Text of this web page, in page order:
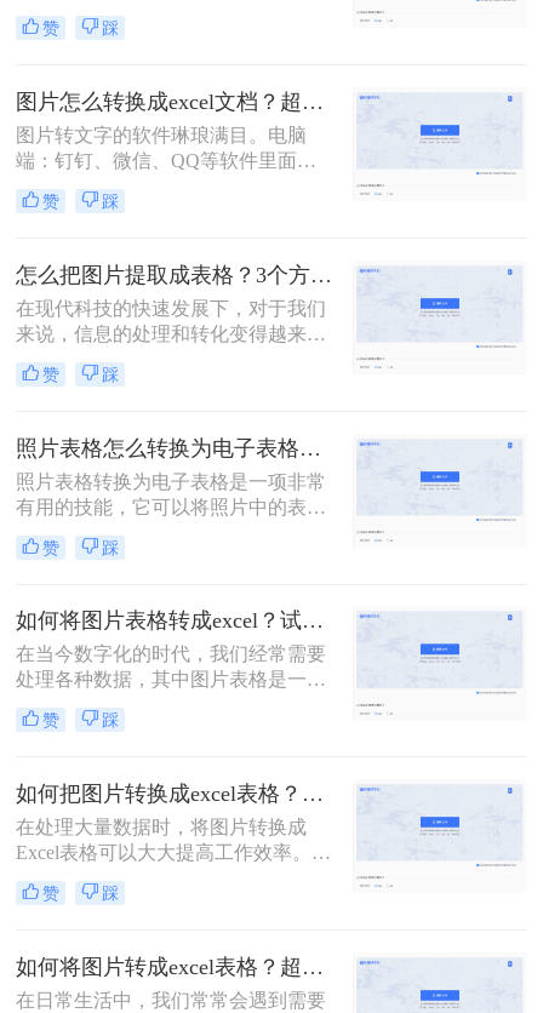
有时我们需要将图片中的数据转成
Excel表格，有没有转换后和原图保持
表格如何转换为表格，一起来看看
吧。
赞 踩
图片怎么转换成excel文档？超简单的方法分享给你！
图片转文字的软件琳琅满目。电脑
端：钉钉、微信、QQ等软件里面都
集成了识图功能；手机端：智能手机
自带识图功能也很方便。 虽然图片转
格却有些棘手。转换后的效果惨不忍
睹，还要一行一行进行数据核对，还
不如手动输入。今天给各位小伙伴分
享图片怎么转换成excel文档方法介
绍。
赞 踩
怎么把图片提取成表格？3个方法教你高效处理数据~
在现代科技的快速发展下，对于我们
来说，信息的处理和转化变得越来越
方便。当我们需要对图片中的数据进
行分析和处理时，将图片转化为表格
有效的方法来将图片提取为表格，帮
助你快速解决怎么把图片提取成表格
问题。
赞 踩
照片表格怎么转换为电子表格？教你转换的四种方法~
照片表格转换为电子表格是一项非常
有用的技能，它可以将照片中的表格
快速而准确地转换为可编辑的电子表
格形式。这在处理大量数据时尤其方
照片表格怎么转换为电子表格呢？本
文将介绍几种方法来实现这一转换，
确保你能够轻松应对各种情况。
赞 踩
如何将图片表格转成excel？试试这二个免费方法！
在当今数字化的时代，我们经常需要
处理各种数据，其中图片表格是一种
常见的数据形式。然而，将图片表格
转换为Excel格式却是一个挑战，因为
那么如何将图片表格转成excel呢？本
文将详细介绍二种将图片表格转换为
Excel的方法。
赞 踩
如何把图片转换成excel表格？3个方法教你高效处理数据~
在处理大量数据时，将图片转换成
Excel表格可以大大提高工作效率。然
而，手动将图片中的数据输入Excel表
格是一项耗时且容易出错的任务。那
文将介绍三种实用的方法，帮助您将
图片快速转换成Excel表格。
赞 踩
如何将图片转成excel表格？超实用好方法分享！
在日常生活中，我们常常会遇到需要